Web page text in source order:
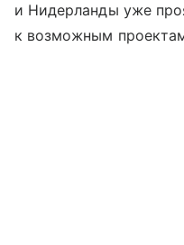
и Нидерланды уже
к возможным